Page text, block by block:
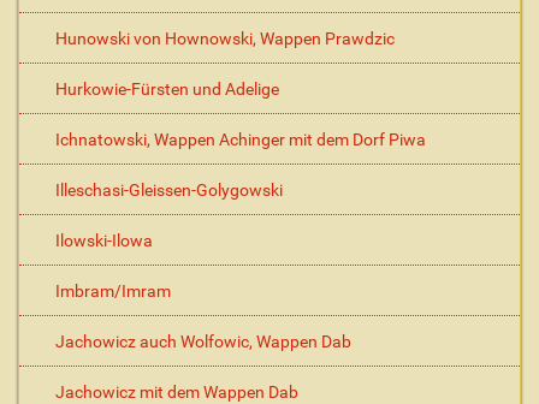
Hunowski von Hownowski, Wappen Prawdzic
Hurkowie-Fürsten und Adelige
Ichnatowski, Wappen Achinger mit dem Dorf Piwa
Illeschasi-Gleissen-Golygowski
Ilowski-Ilowa
Imbram/Imram
Jachowicz auch Wolfowic, Wappen Dab
Jachowicz mit dem Wappen Dab